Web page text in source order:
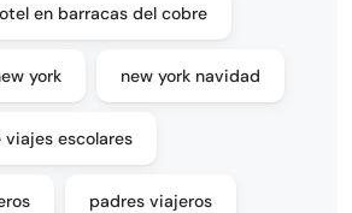
en barracas del cobre
york new york navidad
escolares
padres viajeros